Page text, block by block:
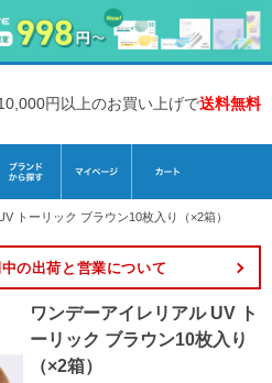
円以上のお買い上げで送料無料
トーリック ブラウン10枚入り（×2箱）
の出荷と営業について
ワンデーアイレリアル UV ト
ーリック ブラウン10枚入り
（×2箱）